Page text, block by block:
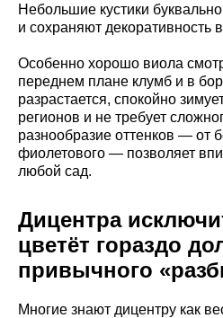
Небольшие кустики
и сохраняют декоративность
Особенно хорошо виола
переднем плане клумб и в
разрастается, спокойно
регионов и не требует
разнообразие оттенков — от
фиолетового — позволяет
любой сад.
Дицентра
цветёт гораздо
привычного
Многие знают дицентру как